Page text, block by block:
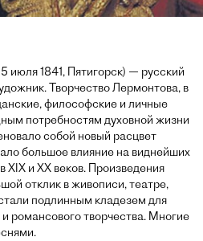
июля 1841, Пятигорск) — русский
Творчество Лермонтова, в
философские и личные
потребностям духовной жизни
собой новый расцвет
большое влияние на виднейших
XIX и XX веков. Произведения
отклик в живописи, театре,
подлинным кладезем для
романсового творчества. Многие